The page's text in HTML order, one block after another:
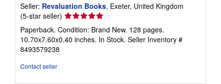
Seller: Revaluation Books, Exeter, United Kingdom
(5-star seller) Seller
rating
5
out
Paperback. Condition: Brand New. 128 pages.
10.70x7.60x0.40 inches. In Stock. Seller Inventory #
8493579238
Contact seller